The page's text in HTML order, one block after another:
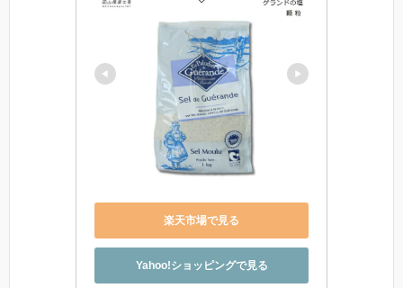
楽天市場で見る
Yahoo!ショッピングで見る